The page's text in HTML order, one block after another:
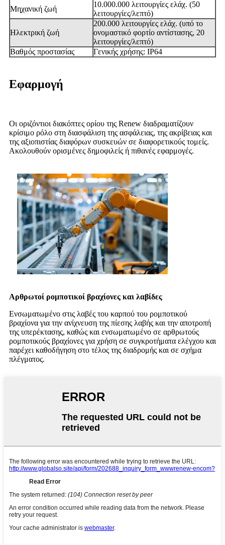
Μηχανική ζωή
10.000.000 λειτουργίες ελάχ. (50
λειτουργίες/λεπτό)
Ηλεκτρική ζωή
200.000 λειτουργίες ελάχ. (υπό το
ονομαστικό φορτίο αντίστασης, 20
λειτουργίες/λεπτό)
Βαθμός προστασίας
Γενικής χρήσης: IP64
Εφαρμογή
Οι οριζόντιοι διακόπτες ορίου της Renew διαδραματίζουν
κρίσιμο ρόλο στη διασφάλιση της ασφάλειας, της ακρίβειας και
της αξιοπιστίας διαφόρων συσκευών σε διαφορετικούς τομείς.
Ακολουθούν ορισμένες δημοφιλείς ή πιθανές εφαρμογές.
Αρθρωτοί ρομποτικοί βραχίονες και λαβίδες
Ενσωματωμένο στις λαβές του καρπού του ρομποτικού
βραχίονα για την ανίχνευση της πίεσης λαβής και την αποτροπή
της υπερέκτασης, καθώς και ενσωματωμένο σε αρθρωτούς
ρομποτικούς βραχίονες για χρήση σε συγκροτήματα ελέγχου και
παρέχει καθοδήγηση στο τέλος της διαδρομής και σε σχήμα
πλέγματος.